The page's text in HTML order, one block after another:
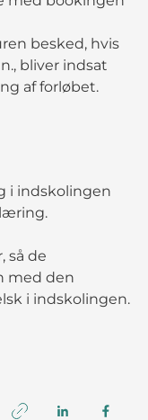
besked, hvis
bliver indsat
af forløbet.
i indskolingen
så de
med den
i indskolingen.